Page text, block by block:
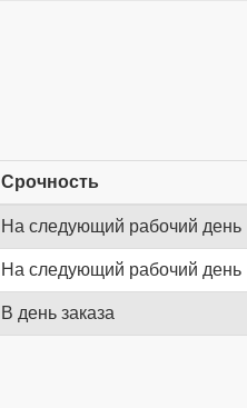
Срочность
На следующий рабочий день
На следующий рабочий день
В день заказа